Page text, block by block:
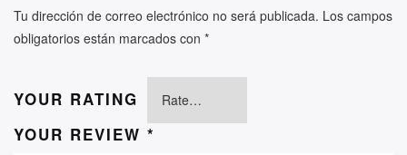
Tu dirección de correo electrónico no será publicada. Los campos
obligatorios están marcados con *
YOUR RATING
YOUR REVIEW *